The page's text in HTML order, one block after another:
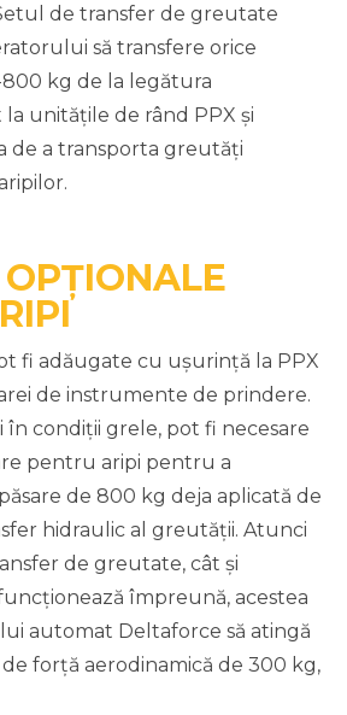
de transfer de greutate
să transfere orice
kg de la legătura
unitățile de rând PPX și
de a transporta greutăți
fi adăugate cu ușurință la PPX
de instrumente de prindere.
condiții grele, pot fi necesare
pentru aripi pentru a
de 800 kg deja aplicată de
hidraulic al greutății. Atunci
de greutate, cât și
împreună, acestea
automat Deltaforce să atingă
forță aerodinamică de 300 kg,